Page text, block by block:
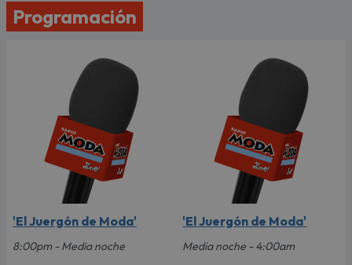
Programación
'El Juergón de Moda'
8:00pm - Media noche
'El Juergón de Moda'
Media noche - 4:00am